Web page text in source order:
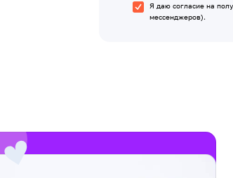
Я даю согласие на
мессенджеров).